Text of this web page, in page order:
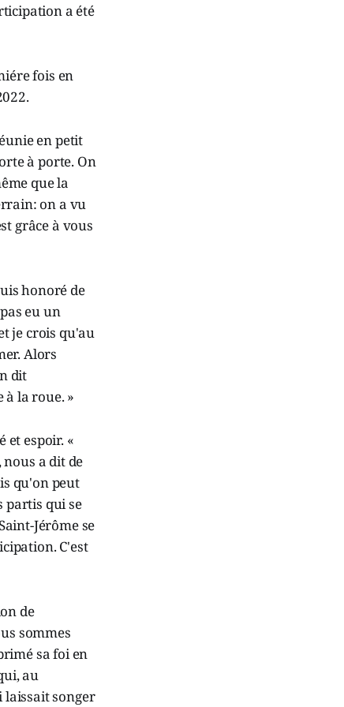
a été
fois en
en petit
à porte. On
que la
on a vu
grâce à vous
honoré de
eu un
je crois qu'au
Alors
dit
la roue. »
et espoir. «
a dit de
qu'on peut
partis qui se
Jérôme se
C'est
de
sommes
sa foi en
au
songer